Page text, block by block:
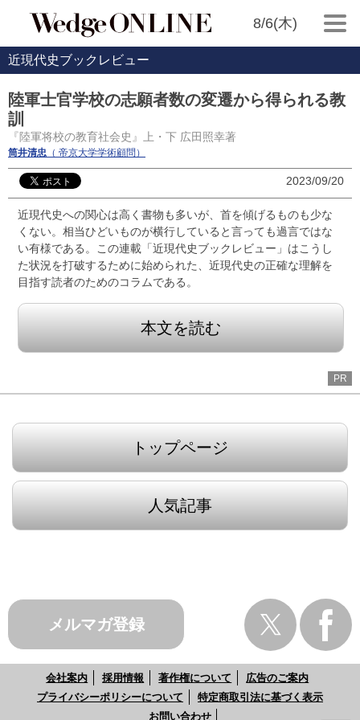
8/6(木)
近現代史ブックレビュー
陸軍士官学校の志願者数の変遷から得られる教
訓
『陸軍将校の教育社会史』上・下 広田照幸著
筒井清忠 （ 帝京大学学術顧問）
2023/09/20
近現代史への関心は高く書物も多いが、首を傾げるものも少な
くない。相当ひどいものが横行していると言っても過言ではな
い有様である。この連載「近現代史ブックレビュー」はこうし
た状況を打破するために始められた、近現代史の正確な理解を
目指す読者のためのコラムである。
本文を読む
PR
トップページ
人気記事
メルマガ登録
会社案内 採用情報 著作権について
広告のご案内
プライバシーポリシーについて
特定商取引法に基づく表示
お問い合わせ